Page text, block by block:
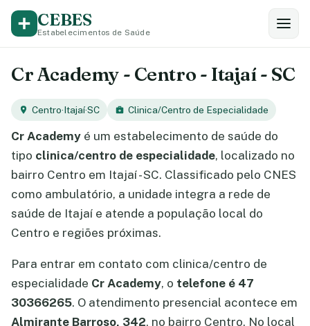
CEBES
Estabelecimentos de Saúde
Cr Academy - Centro - Itajaí - SC
Centro·Itajaí·SC Clinica/Centro de Especialidade
Cr Academy é um estabelecimento de saúde do
tipo clinica/centro de especialidade, localizado no
bairro Centro em Itajaí - SC. Classificado pelo CNES
como ambulatório, a unidade integra a rede de
saúde de Itajaí e atende a população local do
Centro e regiões próximas.
Para entrar em contato com clinica/centro de
especialidade Cr Academy, o telefone é 47
30366265. O atendimento presencial acontece em
Almirante Barroso, 342, no bairro Centro. No local